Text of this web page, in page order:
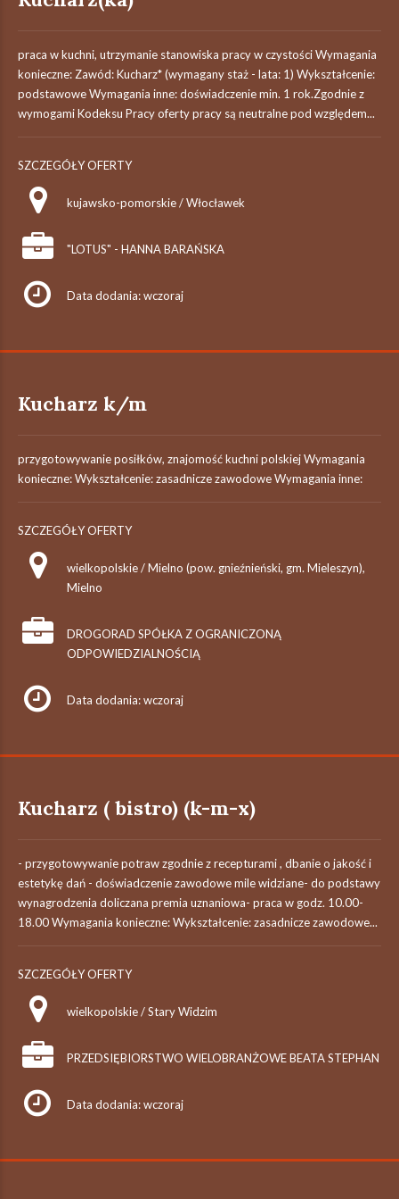
praca w kuchni, utrzymanie stanowiska pracy w czystości Wymagania
konieczne: Zawód: Kucharz* (wymagany staż - lata: 1) Wykształcenie:
podstawowe Wymagania inne: doświadczenie min. 1 rok.Zgodnie z
wymogami Kodeksu Pracy oferty pracy są neutralne pod względem...
SZCZEGÓŁY OFERTY
kujawsko-pomorskie / Włocławek
"LOTUS" - HANNA BARAŃSKA
Data dodania: wczoraj
Kucharz k/m
przygotowywanie posiłków, znajomość kuchni polskiej Wymagania
konieczne: Wykształcenie: zasadnicze zawodowe Wymagania inne:
SZCZEGÓŁY OFERTY
wielkopolskie / Mielno (pow. gnieźnieński, gm. Mieleszyn),
Mielno
DROGORAD SPÓŁKA Z OGRANICZONĄ
ODPOWIEDZIALNOŚCIĄ
Data dodania: wczoraj
Kucharz ( bistro) (k-m-x)
- przygotowywanie potraw zgodnie z recepturami , dbanie o jakość i
estetykę dań - doświadczenie zawodowe mile widziane- do podstawy
wynagrodzenia doliczana premia uznaniowa- praca w godz. 10.00-
18.00 Wymagania konieczne: Wykształcenie: zasadnicze zawodowe...
SZCZEGÓŁY OFERTY
wielkopolskie / Stary Widzim
PRZEDSIĘBIORSTWO WIELOBRANŻOWE BEATA STEPHAN
Data dodania: wczoraj